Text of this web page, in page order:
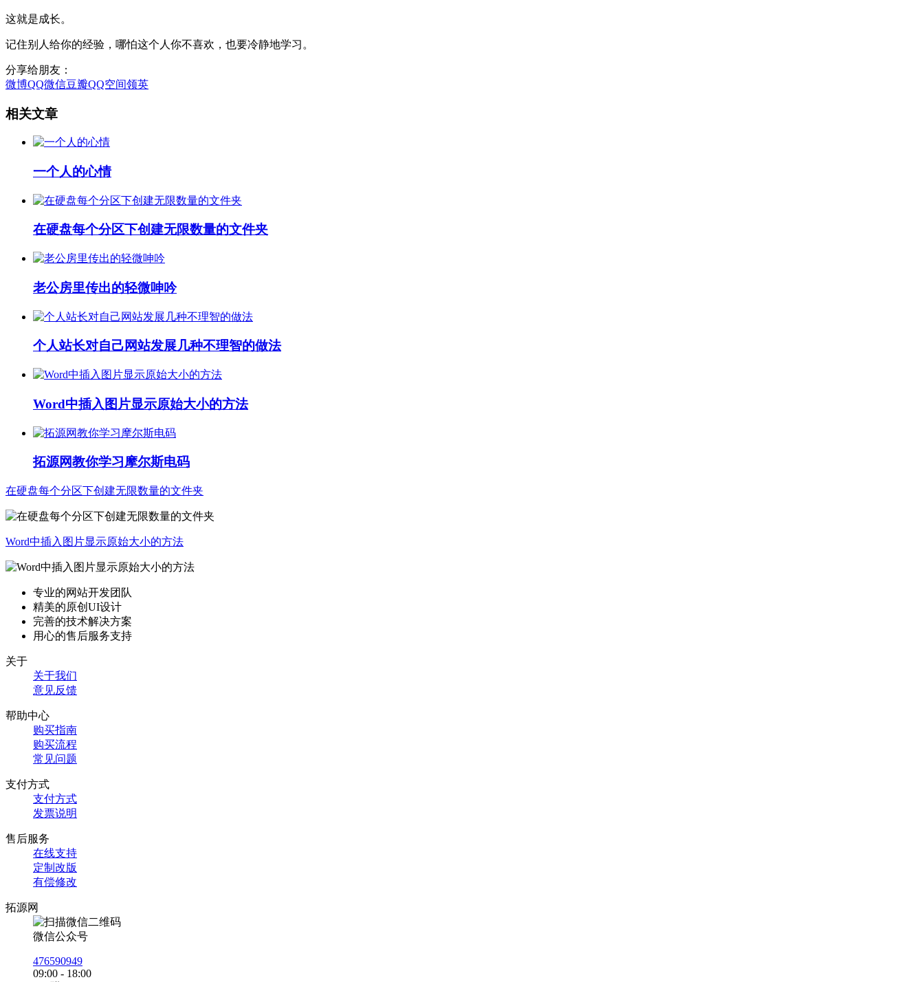
这就是成长。
记住别人给你的经验，哪怕这个人你不喜欢，也要冷静地学习。
分享给朋友：
微博QQ微信豆瓣QQ空间领英
相关文章
一个人的心情
在硬盘每个分区下创建无限数量的文件夹
老公房里传出的轻微呻吟
个人站长对自己网站发展几种不理智的做法
Word中插入图片显示原始大小的方法
拓源网教你学习摩尔斯电码
在硬盘每个分区下创建无限数量的文件夹
Word中插入图片显示原始大小的方法
专业的网站开发团队
精美的原创UI设计
完善的技术解决方案
用心的售后服务支持
关于
关于我们
意见反馈
帮助中心
购买指南
购买流程
常见问题
支付方式
支付方式
发票说明
售后服务
在线支持
定制改版
有偿修改
拓源网
微信公众号
476590949
09:00 - 18:00